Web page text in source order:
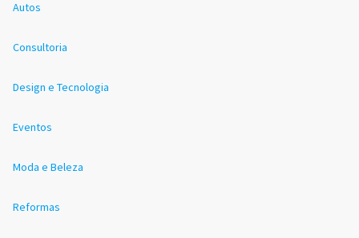
Autos
Consultoria
Design e Tecnologia
Eventos
Moda e Beleza
Reformas